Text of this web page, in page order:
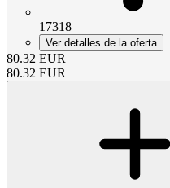
17318
Ver detalles de la oferta
80.32 EUR
80.32 EUR